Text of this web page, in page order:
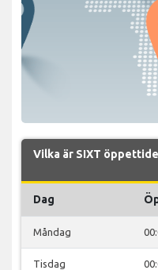
Vilka är SIXT
Dag
Måndag
Tisdag